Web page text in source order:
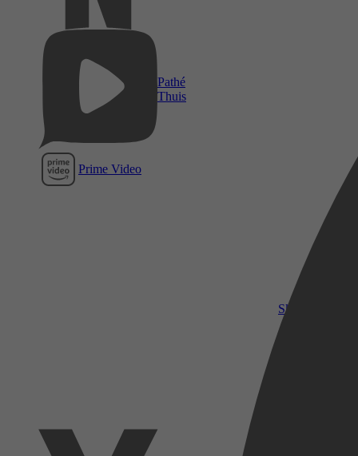
Pathé
Thuis
Prime Video
SkyShowtime